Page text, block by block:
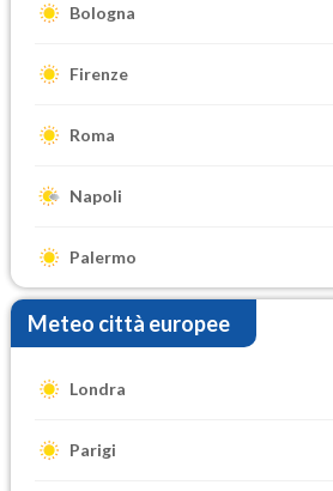
Bologna
Firenze
Roma
Napoli
Palermo
Meteo città europee
Londra
Parigi